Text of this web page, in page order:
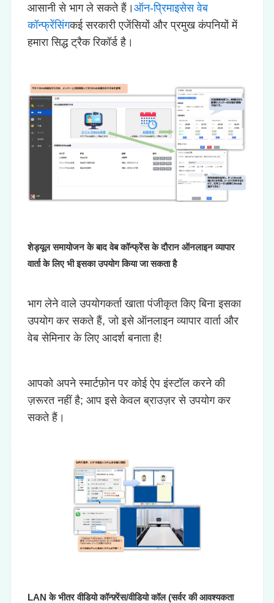
आसानी से भाग ले सकते हैं। ऑन-प्रिमाइसेस वेब
कॉन्फ्रेंसिंगकई सरकारी एजेंसियों और प्रमुख कंपनियों में
हमारा सिद्ध ट्रैक रिकॉर्ड है।
शेड्यूल समायोजन के बाद वेब कॉन्फ्रेंस के दौरान ऑनलाइन व्यापार
वार्ता के लिए भी इसका उपयोग किया जा सकता है
भाग लेने वाले उपयोगकर्ता खाता पंजीकृत किए बिना इसका
उपयोग कर सकते हैं, जो इसे ऑनलाइन व्यापार वार्ता और
वेब सेमिनार के लिए आदर्श बनाता है!
आपको अपने स्मार्टफ़ोन पर कोई ऐप इंस्टॉल करने की
ज़रूरत नहीं है; आप इसे केवल ब्राउज़र से उपयोग कर
सकते हैं।
LAN के भीतर वीडियो कॉन्फ़्रेंस/वीडियो कॉल (सर्वर की आवश्यकता